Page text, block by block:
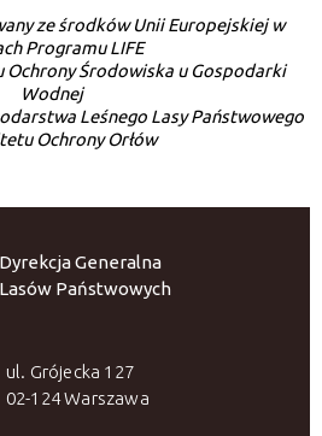
ze środków Unii Europejskiej w
Programu LIFE
Ochrony Środowiska u Gospodarki
Wodnej
Leśnego Lasy Państwowego
Ochrony Orłów
Dyrekcja Generalna
Lasów Państwowych
ul. Grójecka 127
02-124 Warszawa